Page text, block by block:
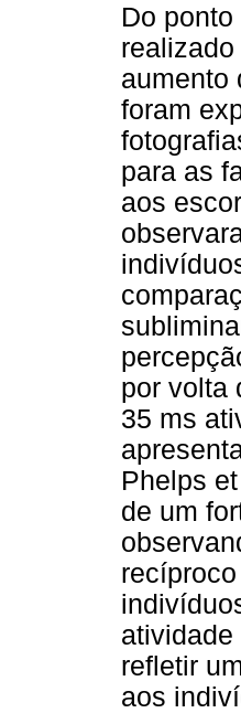
Do
aumento
foram
para as
aos
por volta
35 ms
Phelps
de um
refletir
aos